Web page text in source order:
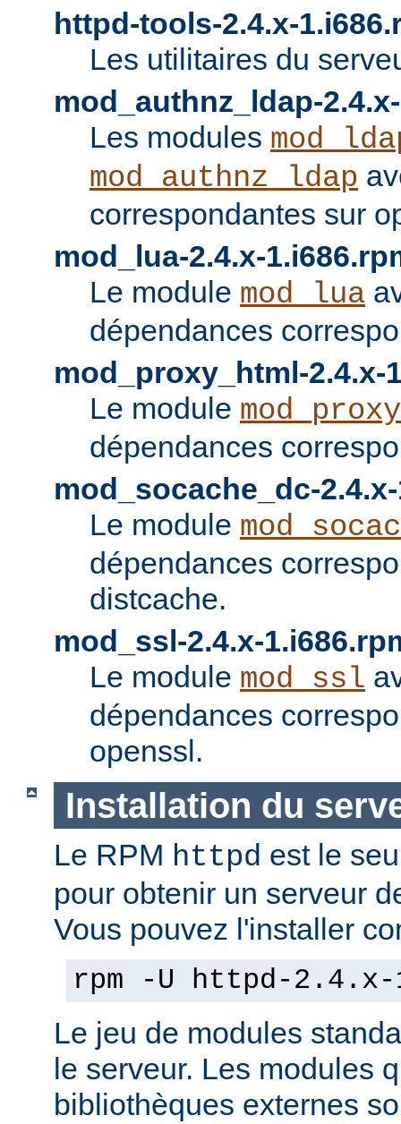
httpd-tools-2.4.x-
Les utilitaires du
mod_authnz_ldap-
Les modules
mod_authnz_ldap
correspondantes sur
mod_lua-2.4.x-
Le module mod_lua
dépendances
mod_proxy_html-2.4.x-
Le module
dépendances
mod_socache_dc-
Le module
dépendances
distcache.
mod_ssl-2.4.x-
Le module mod_ssl
dépendances
openssl.
Installation du
Le RPM httpd est le
pour obtenir un serveur
Vous pouvez l'installer
rpm -U httpd-2.4.x-
Le jeu de modules
le serveur. Les modules
bibliothèques externes